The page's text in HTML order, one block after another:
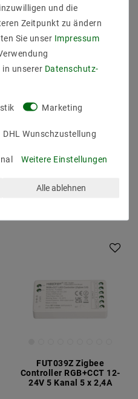
Milight LED Funk
für einfarbige LED
Streifen
UVP 23,32 € 10,22 €
FUT039Z Zigbee
Controller RGB+CCT 12-
24V 5 Kanal 5 x 2,4A
und die
Zeitpunkt zu ändern
Sie unser Impressum
in unserer Daten­schutz­
Marketing
DHL Wunschzustellung
Weitere Einstellungen
Alle ablehnen